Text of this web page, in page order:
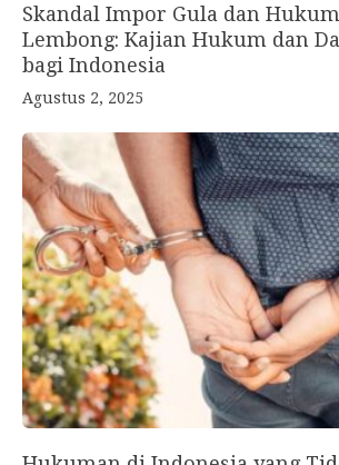
Skandal Impor Gula dan
Lembong: Kajian Hukum dan
bagi Indonesia
Agustus 2, 2025